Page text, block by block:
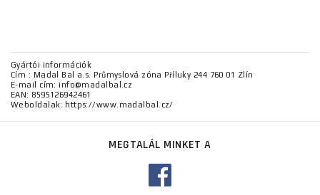
Gyártói információk
Cím : Madal Bal a.s. Průmyslová zóna Příluky 244 760 01 Zlín
E-mail cím: info@madalbal.cz
EAN: 8595126942461
Weboldalak: https://www.madalbal.cz/
MEGTALÁL MINKET A